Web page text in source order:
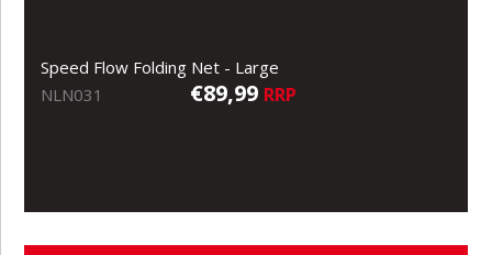
Speed Flow Folding Net - Large
NLN031
€89,99 RRP